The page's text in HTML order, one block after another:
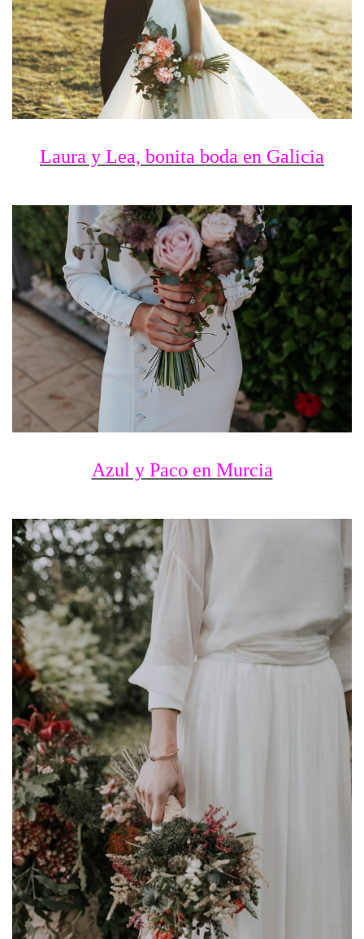
Laura y Lea, bonita boda en Galicia
Azul y Paco en Murcia